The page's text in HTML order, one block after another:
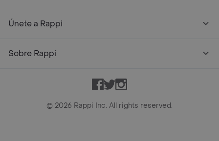
Únete a Rappi
Sobre Rappi
Facebook
TwitterInstagram
© 2026 Rappi Inc. All rights reserved.